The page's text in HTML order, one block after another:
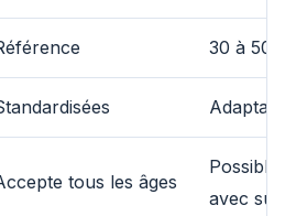
30 à 50
tous les âges
avec